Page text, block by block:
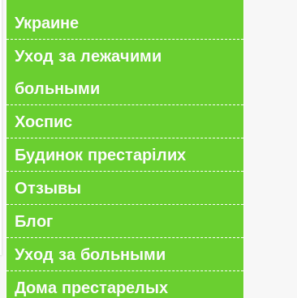
Украине
Уход за лежачими
больными
Хоспис
Будинок престарілих
Отзывы
Блог
Уход за больными
Дома престарелых